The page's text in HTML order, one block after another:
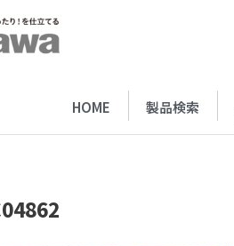
HOME 製品検索